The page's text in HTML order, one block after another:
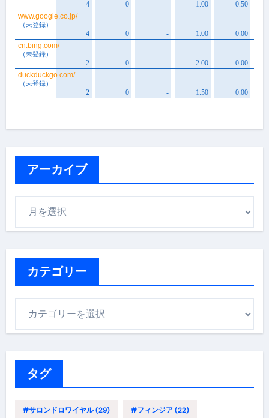
アーカイブ
カテゴリー
タグ
#サロンドロワイヤル(29) #フィンジア(22)